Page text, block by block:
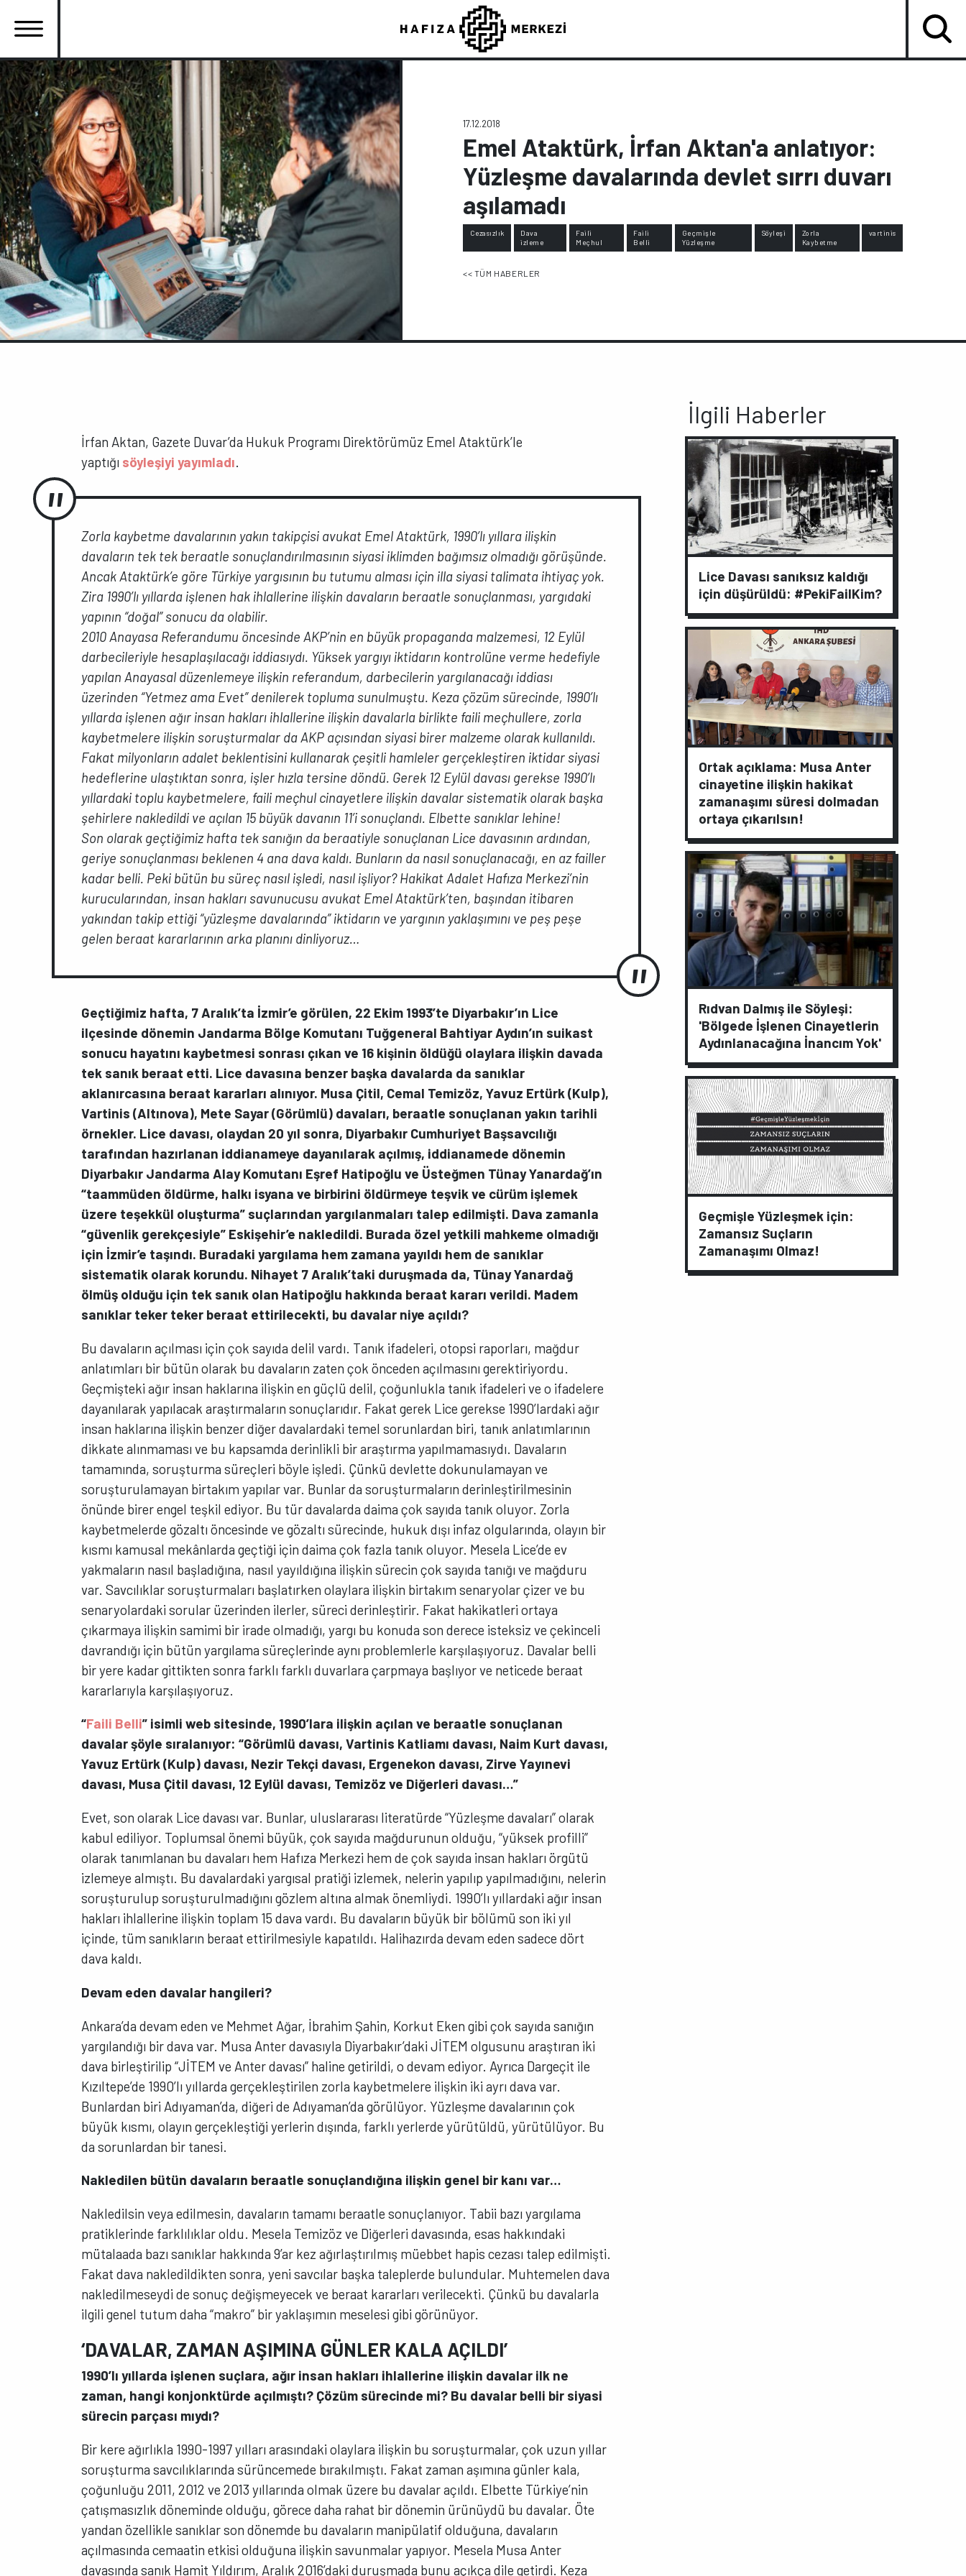
atla
Ana
gezinti
menüsü
17.12.2018
Emel Ataktürk, İrfan Aktan'a anlatıyor:
Yüzleşme davalarında devlet sırrı duvarı
aşılamadı
Cezasızlık
Dava
izleme
Faili
Meçhul
Faili
Belli
Geçmişle
Yüzleşme
Söyleşi
Zorla
Kaybetme
vartinis
<< TÜM HABERLER
İrfan Aktan, Gazete Duvar’da Hukuk Programı Direktörümüz Emel Ataktürk’le
yaptığı söyleşiyi yayımladı.
Zorla kaybetme davalarının yakın takipçisi avukat Emel Ataktürk, 1990’lı yıllara ilişkin
davaların tek tek beraatle sonuçlandırılmasının siyasi iklimden bağımsız olmadığı görüşünde.
Ancak Ataktürk’e göre Türkiye yargısının bu tutumu alması için illa siyasi talimata ihtiyaç yok.
Zira 1990’lı yıllarda işlenen hak ihlallerine ilişkin davaların beraatle sonuçlanması, yargıdaki
yapının “doğal” sonucu da olabilir.
2010 Anayasa Referandumu öncesinde AKP’nin en büyük propaganda malzemesi, 12 Eylül
darbecileriyle hesaplaşılacağı iddiasıydı. Yüksek yargıyı iktidarın kontrolüne verme hedefiyle
yapılan Anayasal düzenlemeye ilişkin referandum, darbecilerin yargılanacağı iddiası
üzerinden “Yetmez ama Evet” denilerek topluma sunulmuştu. Keza çözüm sürecinde, 1990’lı
yıllarda işlenen ağır insan hakları ihlallerine ilişkin davalarla birlikte faili meçhullere, zorla
kaybetmelere ilişkin soruşturmalar da AKP açısından siyasi birer malzeme olarak kullanıldı.
Fakat milyonların adalet beklentisini kullanarak çeşitli hamleler gerçekleştiren iktidar siyasi
hedeflerine ulaştıktan sonra, işler hızla tersine döndü. Gerek 12 Eylül davası gerekse 1990’lı
yıllardaki toplu kaybetmelere, faili meçhul cinayetlere ilişkin davalar sistematik olarak başka
şehirlere nakledildi ve açılan 15 büyük davanın 11’i sonuçlandı. Elbette sanıklar lehine!
Son olarak geçtiğimiz hafta tek sanığın da beraatiyle sonuçlanan Lice davasının ardından,
geriye sonuçlanması beklenen 4 ana dava kaldı. Bunların da nasıl sonuçlanacağı, en az failler
kadar belli. Peki bütün bu süreç nasıl işledi, nasıl işliyor? Hakikat Adalet Hafıza Merkezi’nin
kurucularından, insan hakları savunucusu avukat Emel Ataktürk’ten, başından itibaren
yakından takip ettiği “yüzleşme davalarında” iktidarın ve yargının yaklaşımını ve peş peşe
gelen beraat kararlarının arka planını dinliyoruz…
Geçtiğimiz hafta, 7 Aralık’ta İzmir’e görülen, 22 Ekim 1993’te Diyarbakır’ın Lice
ilçesinde dönemin Jandarma Bölge Komutanı Tuğgeneral Bahtiyar Aydın’ın suikast
sonucu hayatını kaybetmesi sonrası çıkan ve 16 kişinin öldüğü olaylara ilişkin davada
tek sanık beraat etti. Lice davasına benzer başka davalarda da sanıklar
aklanırcasına beraat kararları alınıyor. Musa Çitil, Cemal Temizöz, Yavuz Ertürk (Kulp),
Vartinis (Altınova), Mete Sayar (Görümlü) davaları, beraatle sonuçlanan yakın tarihli
örnekler. Lice davası, olaydan 20 yıl sonra, Diyarbakır Cumhuriyet Başsavcılığı
tarafından hazırlanan iddianameye dayanılarak açılmış, iddianamede dönemin
Diyarbakır Jandarma Alay Komutanı Eşref Hatipoğlu ve Üsteğmen Tünay Yanardağ’ın
“taammüden öldürme, halkı isyana ve birbirini öldürmeye teşvik ve cürüm işlemek
üzere teşekkül oluşturma” suçlarından yargılanmaları talep edilmişti. Dava zamanla
“güvenlik gerekçesiyle” Eskişehir’e nakledildi. Burada özel yetkili mahkeme olmadığı
için İzmir’e taşındı. Buradaki yargılama hem zamana yayıldı hem de sanıklar
sistematik olarak korundu. Nihayet 7 Aralık’taki duruşmada da, Tünay Yanardağ
ölmüş olduğu için tek sanık olan Hatipoğlu hakkında beraat kararı verildi. Madem
sanıklar teker teker beraat ettirilecekti, bu davalar niye açıldı?
Bu davaların açılması için çok sayıda delil vardı. Tanık ifadeleri, otopsi raporları, mağdur
anlatımları bir bütün olarak bu davaların zaten çok önceden açılmasını gerektiriyordu.
Geçmişteki ağır insan haklarına ilişkin en güçlü delil, çoğunlukla tanık ifadeleri ve o ifadelere
dayanılarak yapılacak araştırmaların sonuçlarıdır. Fakat gerek Lice gerekse 1990’lardaki ağır
insan haklarına ilişkin benzer diğer davalardaki temel sorunlardan biri, tanık anlatımlarının
dikkate alınmaması ve bu kapsamda derinlikli bir araştırma yapılmamasıydı. Davaların
tamamında, soruşturma süreçleri böyle işledi. Çünkü devlette dokunulamayan ve
soruşturulamayan birtakım yapılar var. Bunlar da soruşturmaların derinleştirilmesinin
önünde birer engel teşkil ediyor. Bu tür davalarda daima çok sayıda tanık oluyor. Zorla
kaybetmelerde gözaltı öncesinde ve gözaltı sürecinde, hukuk dışı infaz olgularında, olayın bir
kısmı kamusal mekânlarda geçtiği için daima çok fazla tanık oluyor. Mesela Lice’de ev
yakmaların nasıl başladığına, nasıl yayıldığına ilişkin sürecin çok sayıda tanığı ve mağduru
var. Savcılıklar soruşturmaları başlatırken olaylara ilişkin birtakım senaryolar çizer ve bu
senaryolardaki sorular üzerinden ilerler, süreci derinleştirir. Fakat hakikatleri ortaya
çıkarmaya ilişkin samimi bir irade olmadığı, yargı bu konuda son derece isteksiz ve çekinceli
davrandığı için bütün yargılama süreçlerinde aynı problemlerle karşılaşıyoruz. Davalar belli
bir yere kadar gittikten sonra farklı farklı duvarlara çarpmaya başlıyor ve neticede beraat
kararlarıyla karşılaşıyoruz.
“Faili Belli” isimli web sitesinde, 1990’lara ilişkin açılan ve beraatle sonuçlanan
davalar şöyle sıralanıyor: “Görümlü davası, Vartinis Katliamı davası, Naim Kurt davası,
Yavuz Ertürk (Kulp) davası, Nezir Tekçi davası, Ergenekon davası, Zirve Yayınevi
davası, Musa Çitil davası, 12 Eylül davası, Temizöz ve Diğerleri davası…”
Evet, son olarak Lice davası var. Bunlar, uluslararası literatürde “Yüzleşme davaları” olarak
kabul ediliyor. Toplumsal önemi büyük, çok sayıda mağdurunun olduğu, “yüksek profilli”
olarak tanımlanan bu davaları hem Hafıza Merkezi hem de çok sayıda insan hakları örgütü
izlemeye almıştı. Bu davalardaki yargısal pratiği izlemek, nelerin yapılıp yapılmadığını, nelerin
soruşturulup soruşturulmadığını gözlem altına almak önemliydi. 1990’lı yıllardaki ağır insan
hakları ihlallerine ilişkin toplam 15 dava vardı. Bu davaların büyük bir bölümü son iki yıl
içinde, tüm sanıkların beraat ettirilmesiyle kapatıldı. Halihazırda devam eden sadece dört
dava kaldı.
Devam eden davalar hangileri?
Ankara’da devam eden ve Mehmet Ağar, İbrahim Şahin, Korkut Eken gibi çok sayıda sanığın
yargılandığı bir dava var. Musa Anter davasıyla Diyarbakır’daki JİTEM olgusunu araştıran iki
dava birleştirilip “JİTEM ve Anter davası” haline getirildi, o devam ediyor. Ayrıca Dargeçit ile
Kızıltepe’de 1990’lı yıllarda gerçekleştirilen zorla kaybetmelere ilişkin iki ayrı dava var.
Bunlardan biri Adıyaman’da, diğeri de Adıyaman’da görülüyor. Yüzleşme davalarının çok
büyük kısmı, olayın gerçekleştiği yerlerin dışında, farklı yerlerde yürütüldü, yürütülüyor. Bu
da sorunlardan bir tanesi.
Nakledilen bütün davaların beraatle sonuçlandığına ilişkin genel bir kanı var…
Nakledilsin veya edilmesin, davaların tamamı beraatle sonuçlanıyor. Tabii bazı yargılama
pratiklerinde farklılıklar oldu. Mesela Temizöz ve Diğerleri davasında, esas hakkındaki
mütalaada bazı sanıklar hakkında 9’ar kez ağırlaştırılmış müebbet hapis cezası talep edilmişti.
Fakat dava nakledildikten sonra, yeni savcılar başka taleplerde bulundular. Muhtemelen dava
nakledilmeseydi de sonuç değişmeyecek ve beraat kararları verilecekti. Çünkü bu davalarla
ilgili genel tutum daha “makro” bir yaklaşımın meselesi gibi görünüyor.
‘DAVALAR, ZAMAN AŞIMINA GÜNLER KALA AÇILDI’
1990’lı yıllarda işlenen suçlara, ağır insan hakları ihlallerine ilişkin davalar ilk ne
zaman, hangi konjonktürde açılmıştı? Çözüm sürecinde mi? Bu davalar belli bir siyasi
sürecin parçası mıydı?
Bir kere ağırlıkla 1990-1997 yılları arasındaki olaylara ilişkin bu soruşturmalar, çok uzun yıllar
soruşturma savcılıklarında sürüncemede bırakılmıştı. Fakat zaman aşımına günler kala,
çoğunluğu 2011, 2012 ve 2013 yıllarında olmak üzere bu davalar açıldı. Elbette Türkiye’nin
çatışmasızlık döneminde olduğu, görece daha rahat bir dönemin ürünüydü bu davalar. Öte
yandan özellikle sanıklar son dönemde bu davaların manipülatif olduğuna, davaların
açılmasında cemaatin etkisi olduğuna ilişkin savunmalar yapıyor. Mesela Musa Anter
davasında sanık Hamit Yıldırım, Aralık 2016’daki duruşmada bunu açıkça dile getirdi. Keza
İlgili Haberler
Lice Davası sanıksız kaldığı
için düşürüldü: #PekiFailKim?
Ortak açıklama: Musa Anter
cinayetine ilişkin hakikat
zamanaşımı süresi dolmadan
ortaya çıkarılsın!
Rıdvan Dalmış ile Söyleşi:
'Bölgede İşlenen Cinayetlerin
Aydınlanacağına İnancım Yok'
Geçmişle Yüzleşmek için:
Zamansız Suçların
Zamanaşımı Olmaz!